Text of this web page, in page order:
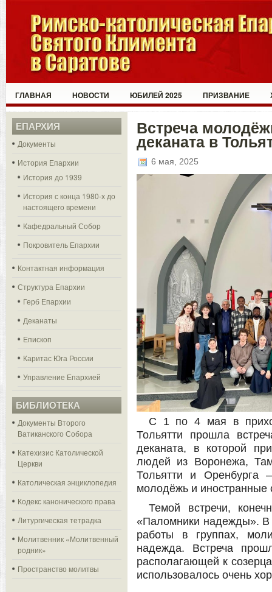
ГЛАВНАЯ НОВОСТИ ЮБИЛЕЙ 2025 ПРИЗВАНИЕ
ЕПАРХИЯ
Документы
История Епархии
История до 1939
История с конца 1980-х до
настоящего времени
Кафедральный Собор
Покровитель Епархии
Контактная информация
Структура Епархии
Герб Епархии
Деканаты
Епископ
Каритас Юга России
Управление Епархией
БИБЛИОТЕКА
Документы Второго
Ватиканского Собора
Катехизис Католической
Церкви
Католическая энциклопедия
Кодекс канонического права
Литургическая тетрадка
Молитвенник «Молитвенный
родник»
Пространство молитвы
Встреча
деканата в
6 мая, 2025
С 1 по 4 мая в
Тольятти прошла
деканата, в которой
людей из Воронежа,
Тольятти и
молодёжь и иностранные
Темой встречи,
«Паломники надежды». В
работы в группах,
надежда. Встреча
располагающей к
использовалось очень